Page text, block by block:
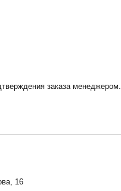
заказа менеджером.
16